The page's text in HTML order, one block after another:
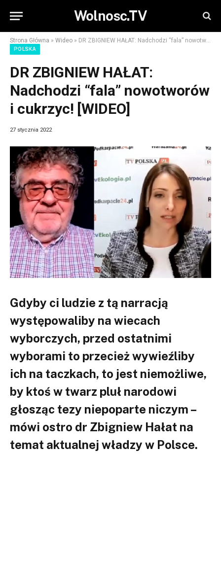
Wolnosc.TV
Strona Główna » Wideo » DR ZBIGNIEW HAŁAT: Nadchodzi “fala” nowotworów i cukrzyc! [WIDEO]
POLSKA
DR ZBIGNIEW HAŁAT:
Nadchodzi “fala” nowotworów
i cukrzyc! [WIDEO]
27 stycznia 2022
Gdyby ci ludzie z tą narracją
występowaliby na wiecach
wyborczych, przed ostatnimi
wyborami to przecież wywieźliby
ich na taczkach, to jest niemożliwe,
by ktoś w twarz pluł narodowi
głosząc tezy niepoparte niczym –
mówi ostro dr Zbigniew Hałat na
temat aktualnej władzy w Polsce.